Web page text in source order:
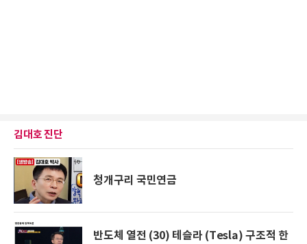
김대호 진단
청개구리 국민연금
반도체 열전 (30) 테슬라 (Tesla) 구조적 한